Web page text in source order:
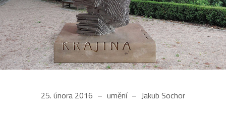
25. února 2016 umění Jakub Sochor